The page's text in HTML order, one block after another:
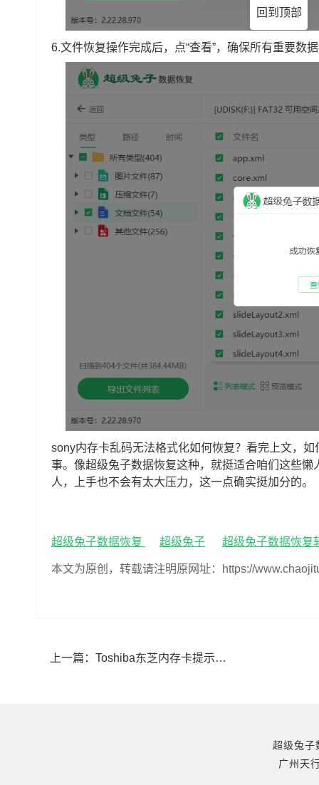
6.文件恢复操作完成后，点“查看”，确保所有重要数
sony内存卡乱码无法格式化如何恢复？看完上文，
事。像超级兔子数据恢复这种，就挺适合咱们这些
人，上手也不会有太大压力，这一点确实挺加分的。
超级兔子数据恢复 超级兔子 超级兔子数据恢复
本文为原创，转载请注明原网址：https://
上一篇： Toshiba东芝内存卡提示格式化如何恢复(东芝内存卡提示格式化怎么恢复)
超级兔
广州天
回到顶部